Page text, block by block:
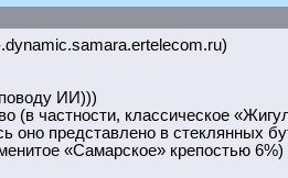
ИИ)))
(в частности, классическое
оно представлено в стеклянных
«Самарское» крепостью